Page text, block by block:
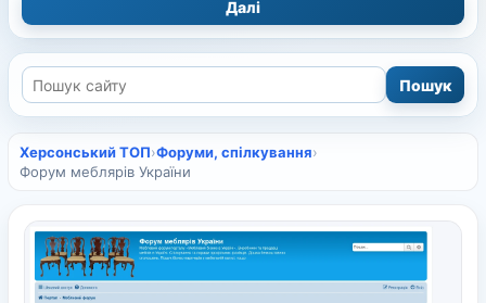
Херсонський ТОП›Форуми, спілкування›
Форум меблярів України